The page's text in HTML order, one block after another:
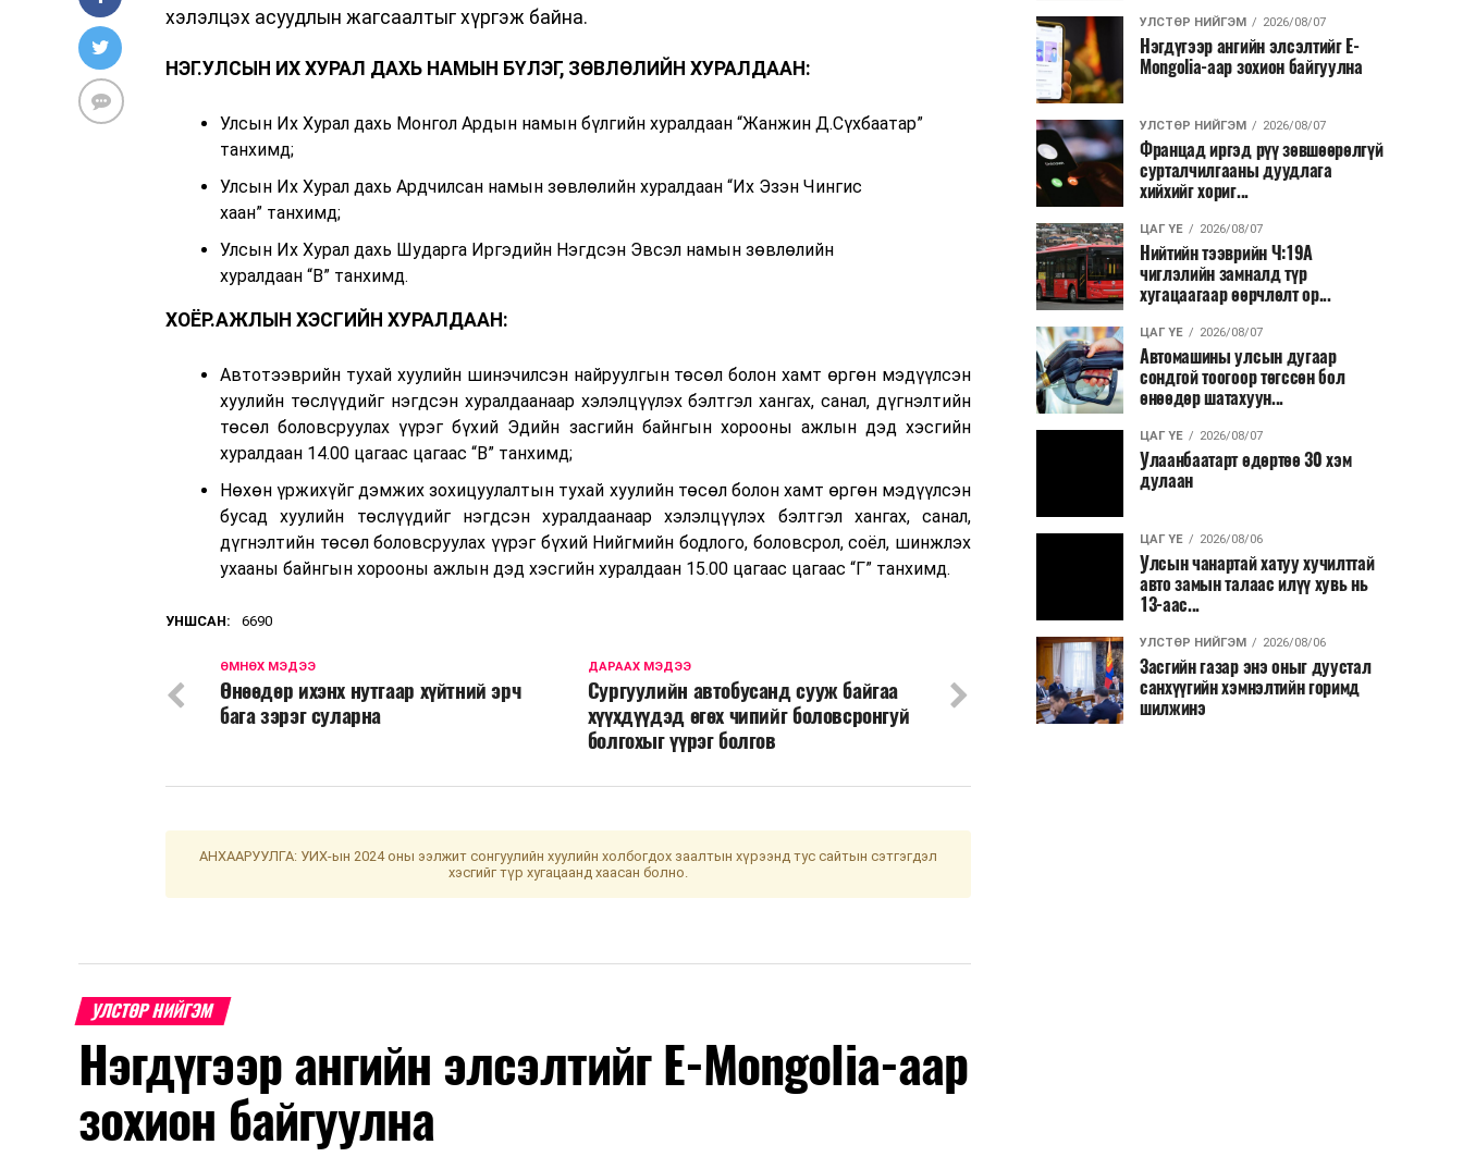
хэлэлцэх асуудлын жагсаалтыг хүргэж байна.
НЭГ.УЛСЫН ИХ ХУРАЛ ДАХЬ НАМЫН БҮЛЭГ, ЗӨВЛӨЛИЙН ХУРАЛДААН:
Улсын Их Хурал дахь Монгол Ардын намын бүлгийн хуралдаан “Жанжин Д.Сүхбаатар”
танхимд;
Улсын Их Хурал дахь Ардчилсан намын зөвлөлийн хуралдаан “Их Эзэн Чингис
хаан” танхимд;
Улсын Их Хурал дахь Шударга Иргэдийн Нэгдсэн Эвсэл намын зөвлөлийн
хуралдаан “В” танхимд.
ХОЁР.АЖЛЫН ХЭСГИЙН ХУРАЛДААН:
Автотээврийн тухай хуулийн шинэчилсэн найруулгын төсөл болон хамт өргөн мэдүүлсэн
хуулийн төслүүдийг нэгдсэн хуралдаанаар хэлэлцүүлэх бэлтгэл хангах, санал, дүгнэлтийн
төсөл боловсруулах үүрэг бүхий Эдийн засгийн байнгын хорооны ажлын дэд хэсгийн
хуралдаан 14.00 цагаас цагаас “В” танхимд;
Нөхөн үржихүйг дэмжих зохицуулалтын тухай хуулийн төсөл болон хамт өргөн мэдүүлсэн
бусад хуулийн төслүүдийг нэгдсэн хуралдаанаар хэлэлцүүлэх бэлтгэл хангах, санал,
дүгнэлтийн төсөл боловсруулах үүрэг бүхий Нийгмийн бодлого, боловсрол, соёл, шинжлэх
ухааны байнгын хорооны ажлын дэд хэсгийн хуралдаан 15.00 цагаас цагаас “Г” танхимд.
УНШСАН: 6690
ДАРААХ МЭДЭЭ
Сургуулийн автобусанд сууж байгаа
хүүхдүүдэд өгөх чипийг боловсронгуй
болгохыг үүрэг болгов
ӨМНӨХ МЭДЭЭ
Өнөөдөр ихэнх нутгаар хүйтний эрч
бага зэрэг суларна
АНХААРУУЛГА: УИХ-ын 2024 оны ээлжит сонгуулийн хуулийн холбогдох заалтын хүрээнд тус сайтын сэтгэгдэл
хэсгийг түр хугацаанд хаасан болно.
УЛСТӨР НИЙГЭМ
Нэгдүгээр ангийн элсэлтийг E-Mongolia-аар
зохион байгуулна
УЛСТӨР НИЙГЭМ 2026/08/07
Нэгдүгээр ангийн элсэлтийг E-
Mongolia-аар зохион байгуулна
УЛСТӨР НИЙГЭМ 2026/08/07
Францад иргэд рүү зөвшөөрөлгүй
сурталчилгааны дуудлага
хийхийг хориг...
ЦАГ ҮЕ 2026/08/07
Нийтийн тээврийн Ч:19А
чиглэлийн замналд түр
хугацаагаар өөрчлөлт ор...
ЦАГ ҮЕ 2026/08/07
Автомашины улсын дугаар
сондгой тоогоор төгссөн бол
өнөөдөр шатахуун...
ЦАГ ҮЕ 2026/08/07
Улаанбаатарт өдөртөө 30 хэм
дулаан
ЦАГ ҮЕ 2026/08/06
Улсын чанартай хатуу хучилттай
авто замын талаас илүү хувь нь
13-аас...
УЛСТӨР НИЙГЭМ 2026/08/06
Засгийн газар энэ оныг дуустал
санхүүгийн хэмнэлтийн горимд
шилжинэ